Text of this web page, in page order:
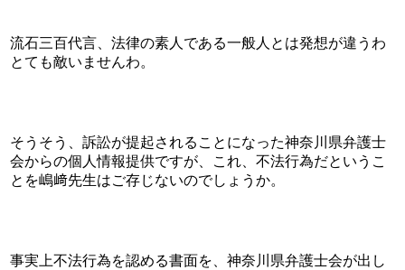
流石三百代言、法律の素人である一般人とは発想が違うわ
とても敵いませんわ。
そうそう、訴訟が提起されることになった神奈川県弁護士
会からの個人情報提供ですが、これ、不法行為だというこ
とを嶋﨑先生はご存じないのでしょうか。
事実上不法行為を認める書面を、神奈川県弁護士会が出し